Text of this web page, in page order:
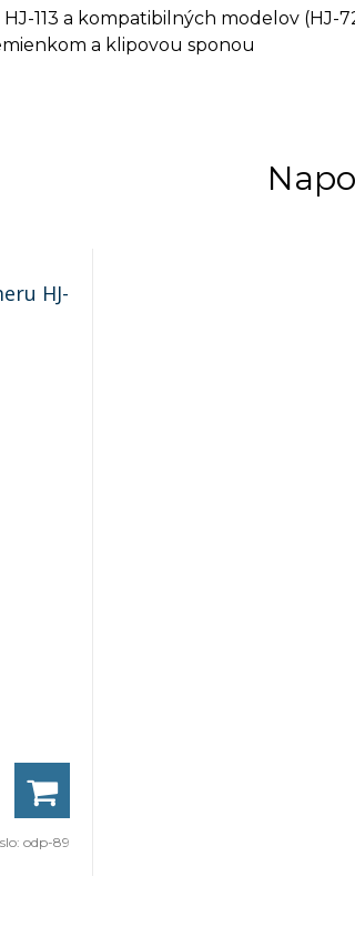
113 a kompatibilných modelov (HJ-
a klipovou sponou
HJ-
odp-89